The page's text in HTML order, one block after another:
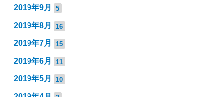
2019年9月 5
2019年8月 16
2019年7月 15
2019年6月 11
2019年5月 10